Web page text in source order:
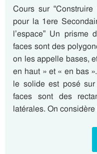
Cours sur
pour la 1ere
l’espace” Un
faces sont des
on les appelle bases,
en haut » et « en bas
le solide est posé
faces sont des
latérales. On